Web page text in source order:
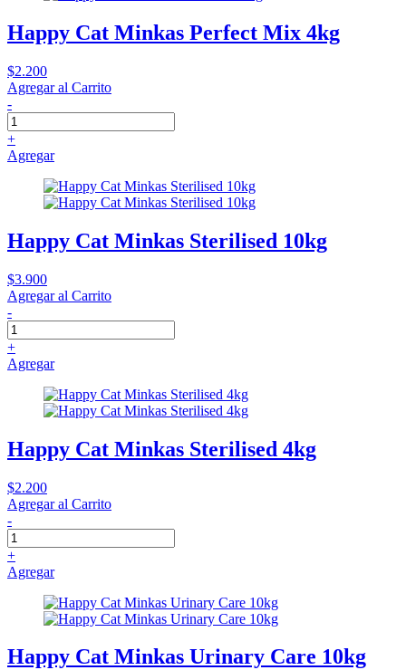
Happy Cat Minkas Perfect Mix 4kg
$2.200
Agregar al Carrito
-
+
Agregar
Happy Cat Minkas Sterilised 10kg
$3.900
Agregar al Carrito
-
+
Agregar
Happy Cat Minkas Sterilised 4kg
$2.200
Agregar al Carrito
-
+
Agregar
Happy Cat Minkas Urinary Care 10kg